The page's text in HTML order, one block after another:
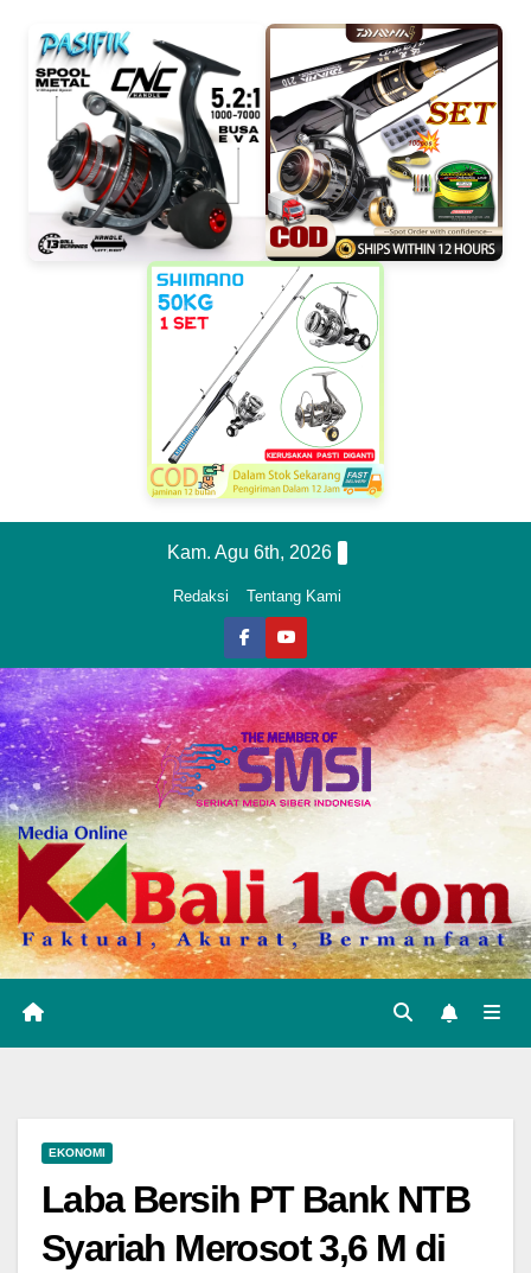
Kam. Agu 6th, 2026
Redaksi Tentang Kami
EKONOMI
Laba Bersih PT Bank NTB
Syariah Merosot 3,6 M di